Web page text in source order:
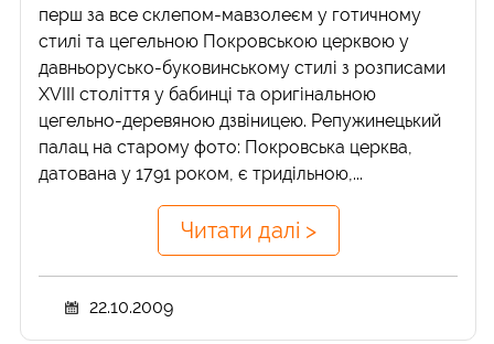
перш за все склепом-мавзолеєм у готичному
стилі та цегельною Покровською церквою у
давньорусько-буковинському стилі з розписами
XVIII століття у бабинці та оригінальною
цегельно-деревяною дзвіницею. Репужинецький
палац на старому фото: Покровська церква,
датована у 1791 роком, є тридільною,...
Читати далі >
22.10.2009